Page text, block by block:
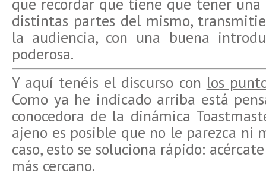
distintas partes del mismo,
la audiencia, con una buena
poderosa.
Y aquí tenéis el discurso con los
Como ya he indicado arriba está
conocedora de la dinámica
ajeno es posible que no le parezca ni
caso, esto se soluciona rápido:
más cercano.